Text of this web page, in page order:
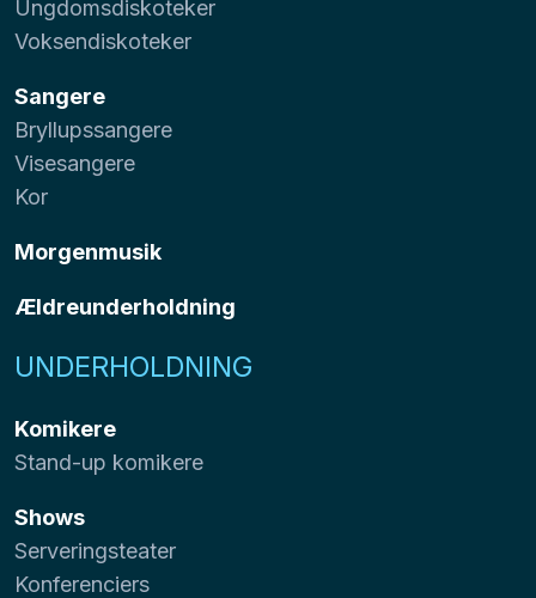
Ungdomsdiskoteker
Voksendiskoteker
Sangere
Bryllupssangere
Visesangere
Kor
Morgenmusik
Ældreunderholdning
UNDERHOLDNING
Komikere
Stand-up komikere
Shows
Serveringsteater
Konferenciers